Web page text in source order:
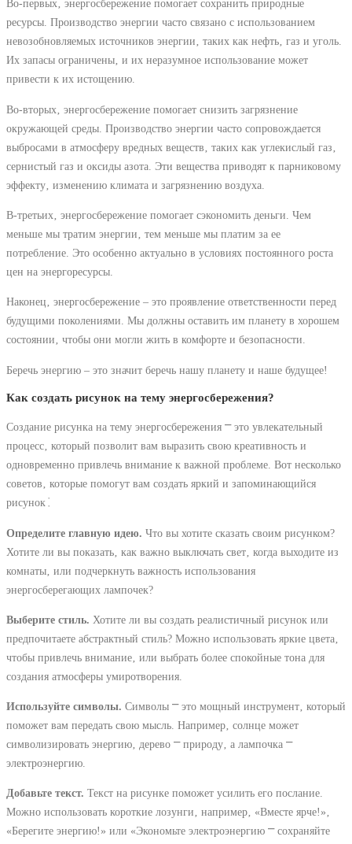
Во-первых‚ энергосбережение помогает сохранить природные
ресурсы. Производство энергии часто связано с использованием
невозобновляемых источников энергии‚ таких как нефть‚ газ и уголь.
Их запасы ограничены‚ и их неразумное использование может
привести к их истощению.
Во-вторых‚ энергосбережение помогает снизить загрязнение
окружающей среды. Производство энергии часто сопровождается
выбросами в атмосферу вредных веществ‚ таких как углекислый газ‚
сернистый газ и оксиды азота. Эти вещества приводят к парниковому
эффекту‚ изменению климата и загрязнению воздуха.
В-третьих‚ энергосбережение помогает сэкономить деньги. Чем
меньше мы тратим энергии‚ тем меньше мы платим за ее
потребление. Это особенно актуально в условиях постоянного роста
цен на энергоресурсы.
Наконец‚ энергосбережение – это проявление ответственности перед
будущими поколениями. Мы должны оставить им планету в хорошем
состоянии‚ чтобы они могли жить в комфорте и безопасности.
Беречь энергию – это значит беречь нашу планету и наше будущее!
Как создать рисунок на тему энергосбережения?
Создание рисунка на тему энергосбережения ⎻ это увлекательный
процесс‚ который позволит вам выразить свою креативность и
одновременно привлечь внимание к важной проблеме. Вот несколько
советов‚ которые помогут вам создать яркий и запоминающийся
рисунок⁚
Определите главную идею. Что вы хотите сказать своим рисунком?
Хотите ли вы показать‚ как важно выключать свет‚ когда выходите из
комнаты‚ или подчеркнуть важность использования
энергосберегающих лампочек?
Выберите стиль. Хотите ли вы создать реалистичный рисунок или
предпочитаете абстрактный стиль? Можно использовать яркие цвета‚
чтобы привлечь внимание‚ или выбрать более спокойные тона для
создания атмосферы умиротворения.
Используйте символы. Символы ⎻ это мощный инструмент‚ который
поможет вам передать свою мысль. Например‚ солнце может
символизировать энергию‚ дерево ⎻ природу‚ а лампочка ⎻
электроэнергию.
Добавьте текст. Текст на рисунке поможет усилить его послание.
Можно использовать короткие лозунги‚ например‚ «Вместе ярче!»‚
«Берегите энергию!» или «Экономьте электроэнергию ⎻ сохраняйте